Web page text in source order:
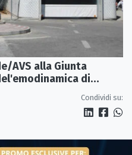
AVS alla Giunta
di
Condividi su: